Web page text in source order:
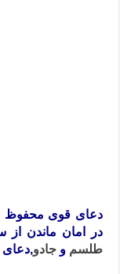
دعای قوی محفوظ
در امان ماندن از
طلسم وجادو,دعای